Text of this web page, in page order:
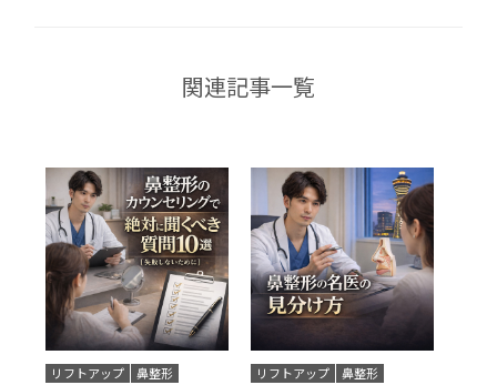
関連記事一覧
リフトアップ
鼻整形
リフトアップ
鼻整形